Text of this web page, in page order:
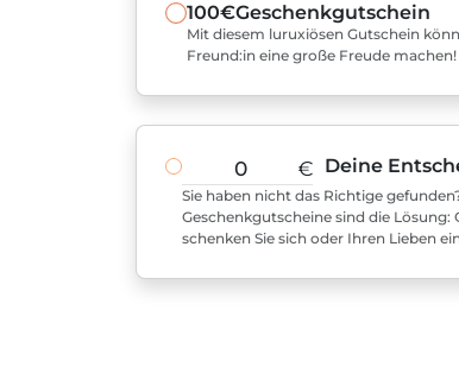
100€Geschenkgutschein
Mit diesem luruxiösen Gutschein
Freund:in eine große Freude machen!
€ Deine
Sie haben nicht das Richtige
Geschenkgutscheine sind die Lösung:
schenken Sie sich oder Ihren Lieben